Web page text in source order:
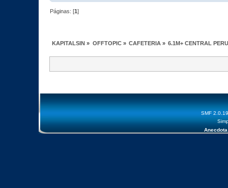
Páginas: [1]
KAPITALSIN » OFFTOPIC» CAFETERIA» 6.1M+ CENTRAL
SMF 2.0.19
Anecdota